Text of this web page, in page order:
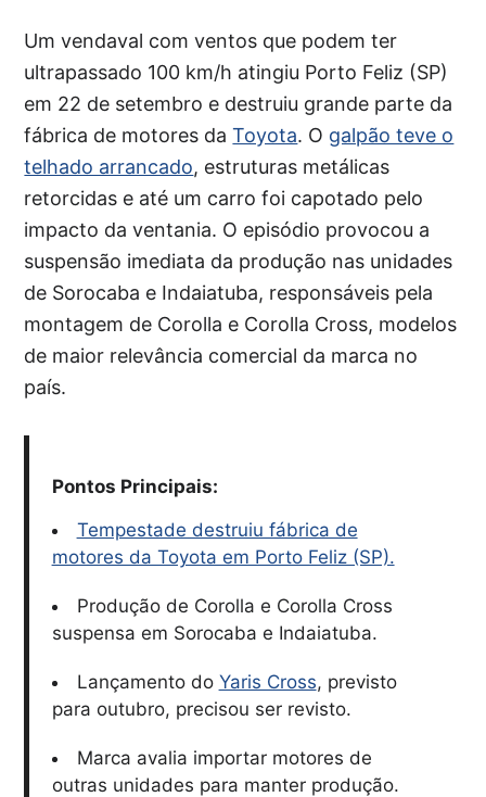
Um vendaval com ventos que podem ter
ultrapassado 100 km/h atingiu Porto Feliz (SP)
em 22 de setembro e destruiu grande parte da
fábrica de motores daToyota. O galpão teve o
telhado arrancado, estruturas metálicas
retorcidas e até um carro foi capotado pelo
impacto da ventania. O episódio provocou a
suspensão imediata da produção nas unidades
de Sorocaba e Indaiatuba, responsáveis pela
montagem de Corolla e Corolla Cross, modelos
de maior relevância comercial da marca no
país.
Pontos Principais:
Tempestade destruiu fábrica de
motores da Toyota em Porto Feliz (SP).
Produção de Corolla e Corolla Cross
suspensa em Sorocaba e Indaiatuba.
Lançamento do Yaris Cross, previsto
para outubro, precisou ser revisto.
Marca avalia importar motores de
outras unidades para manter produção.